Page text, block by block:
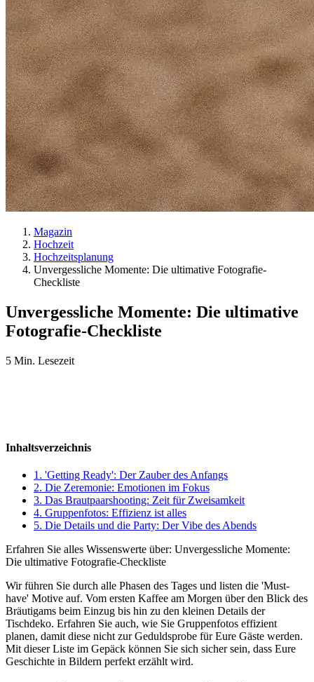
Magazin
Hochzeit
Hochzeitsplanung
Unvergessliche Momente: Die ultimative Fotografie-
Checkliste
Unvergessliche Momente: Die ultimative
Fotografie-Checkliste
5 Min. Lesezeit
Inhaltsverzeichnis
1. 'Getting Ready': Der Zauber des Anfangs
2. Die Zeremonie: Emotionen im Fokus
3. Das Brautpaarshooting: Zeit für Zweisamkeit
4. Gruppenfotos: Effizienz ist alles
5. Die Details und die Party: Der Vibe des Abends
Erfahren Sie alles Wissenswerte über: Unvergessliche Momente:
Die ultimative Fotografie-Checkliste
Wir führen Sie durch alle Phasen des Tages und listen die 'Must-
have' Motive auf. Vom ersten Kaffee am Morgen über den Blick des
Bräutigams beim Einzug bis hin zu den kleinen Details der
Tischdeko. Erfahren Sie auch, wie Sie Gruppenfotos effizient
planen, damit diese nicht zur Geduldsprobe für Eure Gäste werden.
Mit dieser Liste im Gepäck können Sie sich sicher sein, dass Eure
Geschichte in Bildern perfekt erzählt wird.